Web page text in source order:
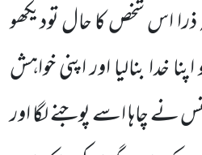
ذرا اس شخص کا حال تودیکھو
خدا بنالیا اور اپنی خواہش
نے چاہا اسے پوجنے لگا اور